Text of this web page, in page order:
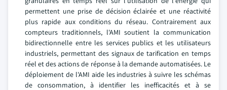
permettent une prise de décision éclairée et une réactivité
plus rapide aux conditions du réseau. Contrairement aux
compteurs traditionnels, l'AMI soutient la communication
bidirectionnelle entre les services publics et les utilisateurs
industriels, permettant des signaux de tarification en temps
réel et des actions de réponse à la demande automatisées. Le
déploiement de l'AMI aide les industries à suivre les schémas
de consommation, à identifier les inefficacités et à se